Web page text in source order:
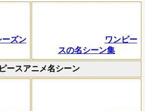
ーズン
ワンピー
スの名シーン集
ースアニメ名シーン